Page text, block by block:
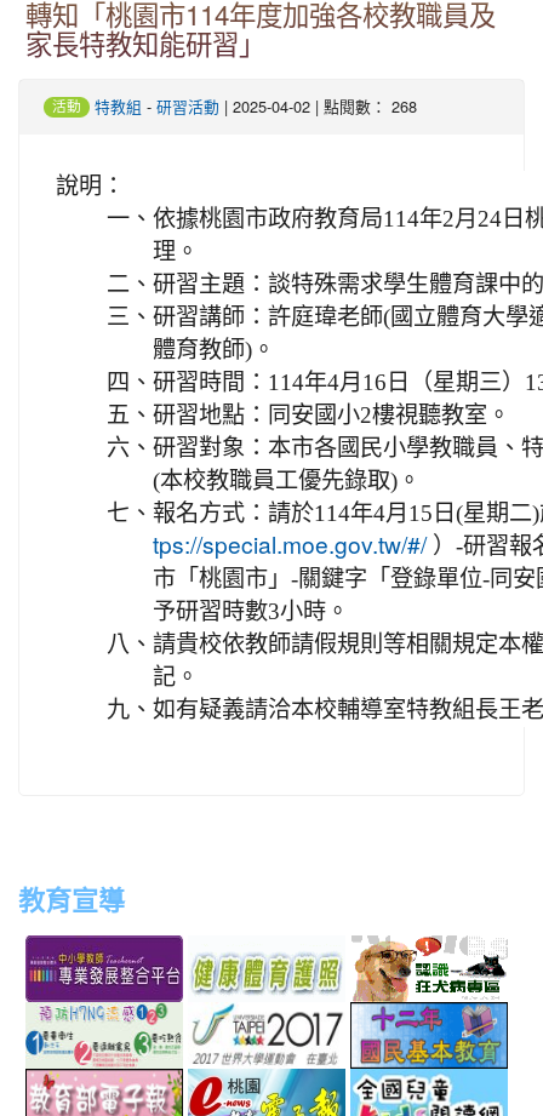
轉知「桃園市114年度加強各校教職員及
家長特教知能研習」
活動 特教組 - 研習活動 | 2025-04-02 | 點閱數： 268
說明：
一、 依據桃園市政府教育局114年2月24日
理。
二、 研習主題：談特殊需求學生體育課中
三、 研習講師：許庭瑋老師(國立體育大學
體育教師)。
四、 研習時間：114年4月16日（星期三）
五、 研習地點：同安國小2樓視聽教室。
六、 研習對象：本市各國民小學教職員、
(本校教職員工優先錄取)。
七、 報名方式：請於114年4月15日(星期
tps://special.moe.gov.tw/#/）-研習報
市「桃園市」-關鍵字「登錄單位-同
予研習時數3小時。
八、 請貴校依教師請假規則等相關規定本
記。
九、 如有疑義請洽本校輔導室特教組長王
教育宣導
to
http://teachernet.moe.edu.tw/MAIN/index.aspx
link
to
https://airtw.epa.gov.tw/
link
to
http://
link
link
to
http://www.perdc.ntnu.edu.tw/anti-
flu/catalog.php?
link
http://
link
link